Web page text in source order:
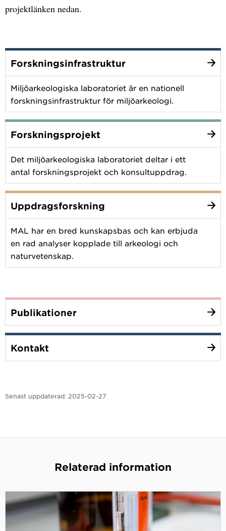
projektlänken nedan.
Forskningsinfrastruktur
Miljöarkeologiska laboratoriet är en nationell
forskningsinfrastruktur för miljöarkeologi.
Forskningsprojekt
Det miljöarkeologiska laboratoriet deltar i ett
antal forskningsprojekt och konsultuppdrag.
Uppdragsforskning
MAL har en bred kunskapsbas och kan erbjuda
en rad analyser kopplade till arkeologi och
naturvetenskap.
Publikationer
Kontakt
Senast uppdaterad: 2025-02-27
Relaterad information